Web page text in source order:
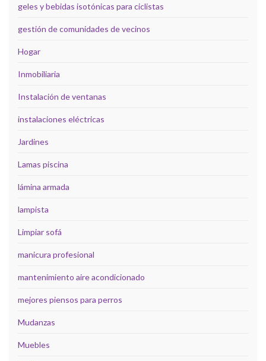
geles y bebidas isotónicas para ciclistas
gestión de comunidades de vecinos
Hogar
Inmobiliaria
Instalación de ventanas
instalaciones eléctricas
Jardines
Lamas piscina
lámina armada
lampista
Limpiar sofá
manicura profesional
mantenimiento aire acondicionado
mejores piensos para perros
Mudanzas
Muebles